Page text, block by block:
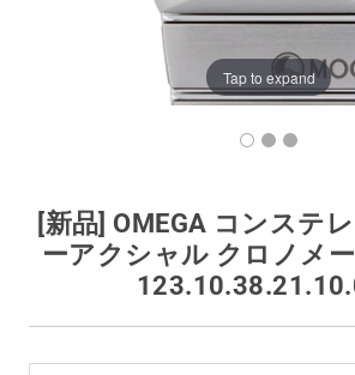
保証とメンテナンス
Tap to expand
[新品] OMEGA コンステ
ーアクシャル クロノメ